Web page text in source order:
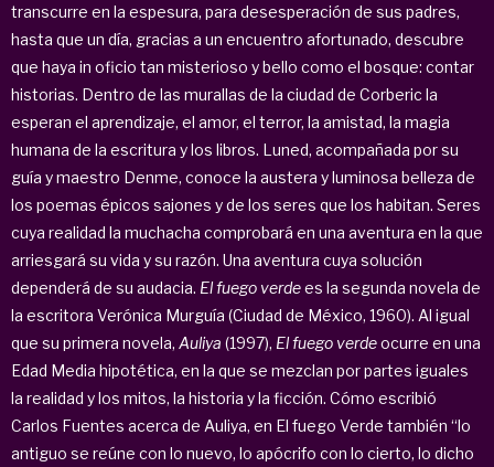
transcurre en la espesura, para desesperación de sus padres,
hasta que un día, gracias a un encuentro afortunado, descubre
que haya in oficio tan misterioso y bello como el bosque: contar
historias. Dentro de las murallas de la ciudad de Corberic la
esperan el aprendizaje, el amor, el terror, la amistad, la magia
humana de la escritura y los libros. Luned, acompañada por su
guía y maestro Denme, conoce la austera y luminosa belleza de
los poemas épicos sajones y de los seres que los habitan. Seres
cuya realidad la muchacha comprobará en una aventura en la que
arriesgará su vida y su razón. Una aventura cuya solución
dependerá de su audacia. El fuego verdees la segunda novela de
la escritora Verónica Murguía (Ciudad de México, 1960). Al igual
que su primera novela, Auliya (1997), El fuego verdeocurre en una
Edad Media hipotética, en la que se mezclan por partes iguales
la realidad y los mitos, la historia y la ficción. Cómo escribió
Carlos Fuentes acerca de Auliya, en El fuego Verde también “lo
antiguo se reúne con lo nuevo, lo apócrifo con lo cierto, lo dicho